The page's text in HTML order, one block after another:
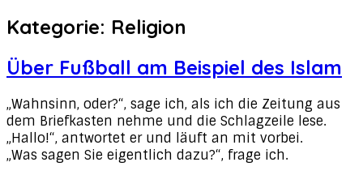
Kategorie: Religion
Über Fußball am Beispiel des Islam
„Wahnsinn, oder?“, sage ich, als ich die Zeitung aus
dem Briefkasten nehme und die Schlagzeile lese.
„Hallo!“, antwortet er und läuft an mit vorbei.
„Was sagen Sie eigentlich dazu?“, frage ich.